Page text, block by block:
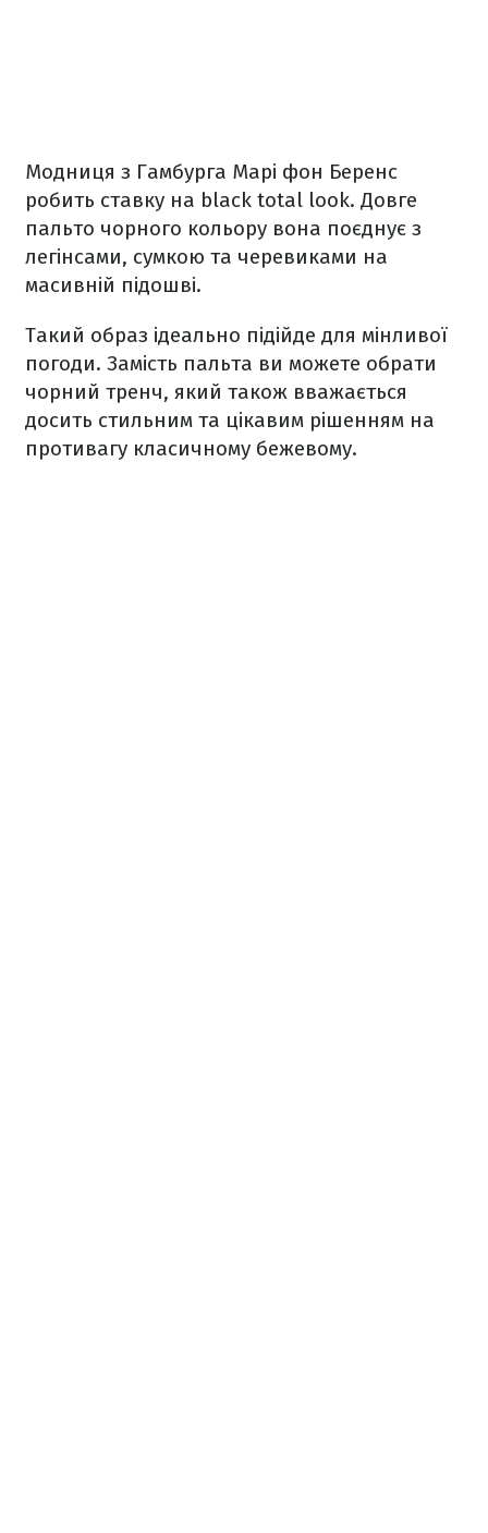
Модниця з Гамбурга Марі фон Беренс
робить ставку на black total look. Довге
пальто чорного кольору вона поєднує з
легінсами, сумкою та черевиками на
масивній підошві.
Такий образ ідеально підійде для мінливої
погоди. Замість пальта ви можете обрати
чорний тренч, який також вважається
досить стильним та цікавим рішенням на
противагу класичному бежевому.